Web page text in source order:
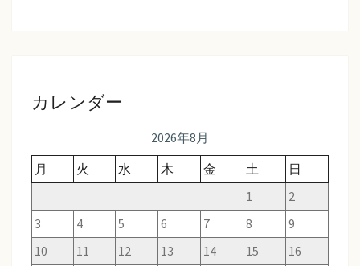
カレンダー
2026年8月
月
火 水 木 金 土
日
1
2
3
4 5 6 7 8
9
10
11 12 13 14 15 16